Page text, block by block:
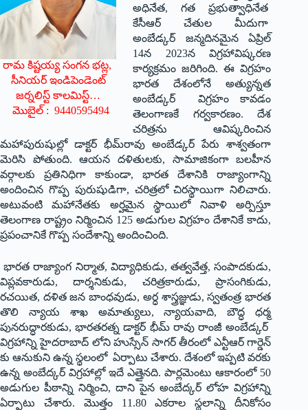
రామ కిష్టయ్య సంగన భట్ల,
సీనియర్ ఇండిపెండెంట్
జర్నలిస్ట్ కాలమిస్ట్…
మొబైల్ : 9440595494
అధినేత, గత ప్రభుత్వాధినేత
కేసీఆర్ చేతుల మీదుగా
అంబేడ్కర్ జన్మదినమైన ఏప్రిల్
14న 2023న విగ్రహావిష్కరణ
కార్యక్రమం జరిగింది. ఈ విగ్రహం
భారత దేశంలోనే అత్యున్నత
అంబేడ్కర్ విగ్రహం కావడం
తెలంగాణకే గర్వకారణం. దేశ
చరిత్రను ఆవిష్కరించిన
మహాపురుషుల్లో డాక్టర్ భీమ్‌రావు అంబేడ్కర్ పేరు శాశ్వతంగా
మెరిసి పోతుంది. ఆయన దళితులకు, సామాజికంగా బలహీన
వర్గాలకు ప్రతినిధిగా కాకుండా, భారత దేశానికి రాజ్యాంగాన్ని
అందించిన గొప్ప పురుషుడిగా, చరిత్రలో చిరస్థాయిగా నిలిచారు.
అటువంటి మహానేతకు అర్హమైన స్థాయిలో నివాళి అర్పిస్తూ
తెలంగాణ రాష్ట్రం నిర్మించిన 125 అడుగుల విగ్రహం దేశానికే కాదు,
ప్రపంచానికే గొప్ప సందేశాన్ని అందించింది.
భారత రాజ్యాంగ నిర్మాత, విద్యాధికుడు, తత్వవేత్త, సంపాదకుడు,
విప్లవకారుడు, దార్శనికుడు, చరిత్రకారుడు, ప్రాసంగికుడు,
రచయిత, దళిత జన బాంధవుడు, అర్ధ శాస్త్రజ్ఞుడు, స్వతంత్ర భారత
తొలి న్యాయ శాఖ అమాత్యులు, న్యాయవాది, బౌద్ధ ధర్మ
పునరుద్ధారకుడు, భారతరత్న డాక్టర్ భీమ్ రావు రాంజీ అంబేడ్కర్
విగ్రహాన్ని హైదరాబాద్ లోని హుస్సేన్ సాగర్ తీరంలో ఎన్టీఆర్ గార్డెన్
కు ఆనుకుని ఉన్న స్థలంలో ఏర్పాటు చేశారు. దేశంలో ఇప్పటి వరకు
ఉన్న అంబేద్కర్ విగ్రహాల్లో ఇదే ఎత్తైనది. పార్లమెంటు ఆకారంలో 50
అడుగుల పీఠాన్ని నిర్మించి, దాని పైన అంబేద్కర్ లోహ విగ్రహాన్ని
ఏర్పాటు చేశారు. మొత్తం 11.80 ఎకరాల స్థలాన్ని దీనికోసం